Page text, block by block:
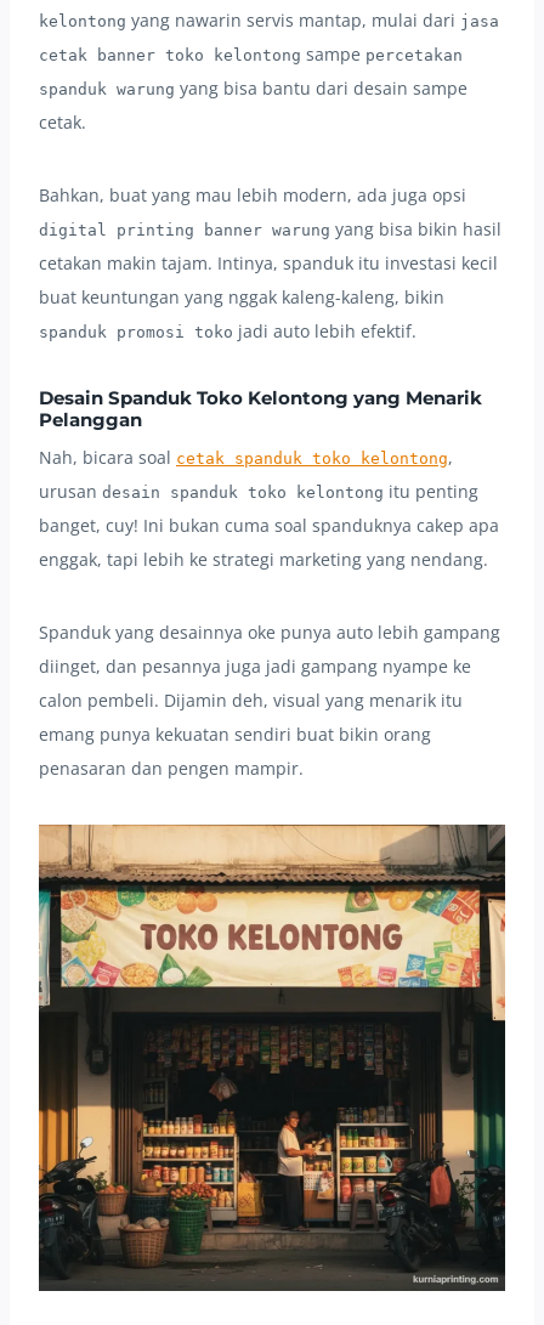
kelontong yang nawarin servis mantap, mulai dari jasa
cetak banner toko kelontong sampe percetakan
spanduk warung yang bisa bantu dari desain sampe
cetak.
Bahkan, buat yang mau lebih modern, ada juga opsi
digital printing banner warung yang bisa bikin hasil
cetakan makin tajam. Intinya, spanduk itu investasi kecil
buat keuntungan yang nggak kaleng-kaleng, bikin
spanduk promosi toko jadi auto lebih efektif.
Desain Spanduk Toko Kelontong yang Menarik
Pelanggan
Nah, bicara soal cetak spanduk toko kelontong,
urusan desain spanduk toko kelontong itu penting
banget, cuy! Ini bukan cuma soal spanduknya cakep apa
enggak, tapi lebih ke strategi marketing yang nendang.
Spanduk yang desainnya oke punya auto lebih gampang
diinget, dan pesannya juga jadi gampang nyampe ke
calon pembeli. Dijamin deh, visual yang menarik itu
emang punya kekuatan sendiri buat bikin orang
penasaran dan pengen mampir.